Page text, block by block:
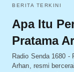
BERITA TERKINI
Apa Itu
Pratama
Radio Senda 1680 -
Arhan, resmi